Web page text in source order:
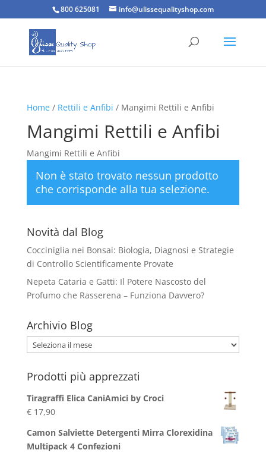
800 625081 info@ulissequalityshop.com
Home/ Rettili e Anfibi / Mangimi Rettili e Anfibi
Mangimi Rettili e Anfibi
Mangimi Rettili e Anfibi
Non è stato trovato nessun prodotto
che corrisponde alla tua selezione.
Novità dal Blog
Cocciniglia nei Bonsai: Biologia, Diagnosi e Strategie
di Controllo Scientificamente Provate
Nepeta Cataria e Gatti: Il Potere Nascosto del
Profumo che Rasserena – Funziona Davvero?
Archivio Blog
Archivio
Blog
Prodotti più apprezzati
Tiragraffi Elica CaniAmici by Croci
€17,90
Camon Salviette Detergenti Mirra Clorexidina
Multipack 4 Confezioni